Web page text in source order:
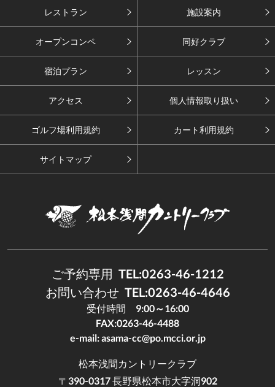
レストラン 施設案内
オープンコンペ 同好クラブ
宿泊プラン レッスン
アクセス 個人情報取り扱い
ゴルフ場利用規約 カート利用規約
サイトマップ
ご予約専用 TEL:0263-46-1212
お問い合わせ TEL:0263-46-4646
受付時間 9:00～16:00
FAX:0263-46-4488
e-mail:asama-cc@po.mcci.or.jp
松本浅間カントリークラブ
〒390-0317 長野県松本市大字洞902